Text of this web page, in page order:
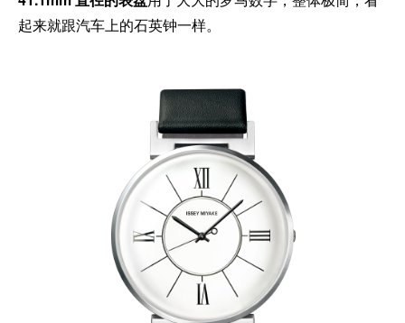
起来就跟汽车上的石英钟一样。